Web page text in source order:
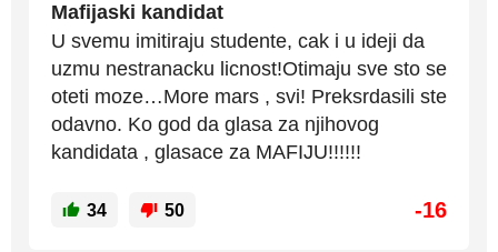
Mafijaski kandidat
U svemu imitiraju studente, cak i u ideji da
uzmu nestranacku licnost!Otimaju sve sto se
oteti moze…More mars , svi! Preksrdasili ste
odavno. Ko god da glasa za njihovog
kandidata , glasace za MAFIJU!!!!!!
34 50 -16